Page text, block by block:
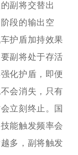
副将交替出
段的输出空
护盾加持效果
副将处于存活
化护盾，即便
会消失，只有
立刻终止。国
能触发频率会
多，副将触发